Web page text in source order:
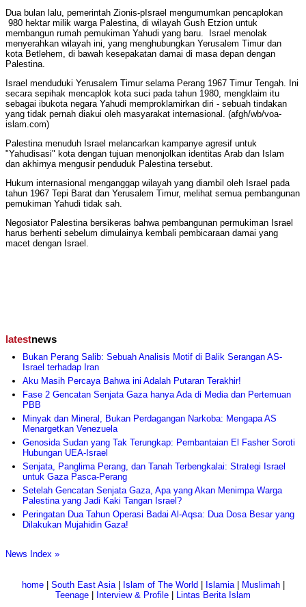
Dua bulan lalu, pemerintah Zionis-pIsrael mengumumkan pencaplokan
980 hektar milik warga Palestina, di wilayah Gush Etzion untuk
membangun rumah pemukiman Yahudi yang baru. Israel menolak
menyerahkan wilayah ini, yang menghubungkan Yerusalem Timur dan
kota Betlehem, di bawah kesepakatan damai di masa depan dengan
Palestina.
Israel menduduki Yerusalem Timur selama Perang 1967 Timur Tengah. Ini
secara sepihak mencaplok kota suci pada tahun 1980, mengklaim itu
sebagai ibukota negara Yahudi memproklamirkan diri - sebuah tindakan
yang tidak pernah diakui oleh masyarakat internasional. (afgh/wb/voa-
islam.com)
Palestina menuduh Israel melancarkan kampanye agresif untuk
"Yahudisasi" kota dengan tujuan menonjolkan identitas Arab dan Islam
dan akhirnya mengusir penduduk Palestina tersebut.
Hukum internasional menganggap wilayah yang diambil oleh Israel pada
tahun 1967 Tepi Barat dan Yerusalem Timur, melihat semua pembangunan
pemukiman Yahudi tidak sah.
Negosiator Palestina bersikeras bahwa pembangunan permukiman Israel
harus berhenti sebelum dimulainya kembali pembicaraan damai yang
macet dengan Israel.
latestnews
Bukan Perang Salib: Sebuah Analisis Motif di Balik Serangan AS-
Israel terhadap Iran
Aku Masih Percaya Bahwa ini Adalah Putaran Terakhir!
Fase 2 Gencatan Senjata Gaza hanya Ada di Media dan Pertemuan
PBB
Minyak dan Mineral, Bukan Perdagangan Narkoba: Mengapa AS
Menargetkan Venezuela
Genosida Sudan yang Tak Terungkap: Pembantaian El Fasher Soroti
Hubungan UEA-Israel
Senjata, Panglima Perang, dan Tanah Terbengkalai: Strategi Israel
untuk Gaza Pasca-Perang
Setelah Gencatan Senjata Gaza, Apa yang Akan Menimpa Warga
Palestina yang Jadi Kaki Tangan Israel?
Peringatan Dua Tahun Operasi Badai Al-Aqsa: Dua Dosa Besar yang
Dilakukan Mujahidin Gaza!
News Index »
home| South East Asia| Islam of The World Islamia| Muslimah|
Teenage
Interview & Profile Lintas Berita Islam